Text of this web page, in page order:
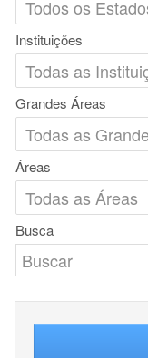
Instituições
Grandes Áreas
Áreas
Busca